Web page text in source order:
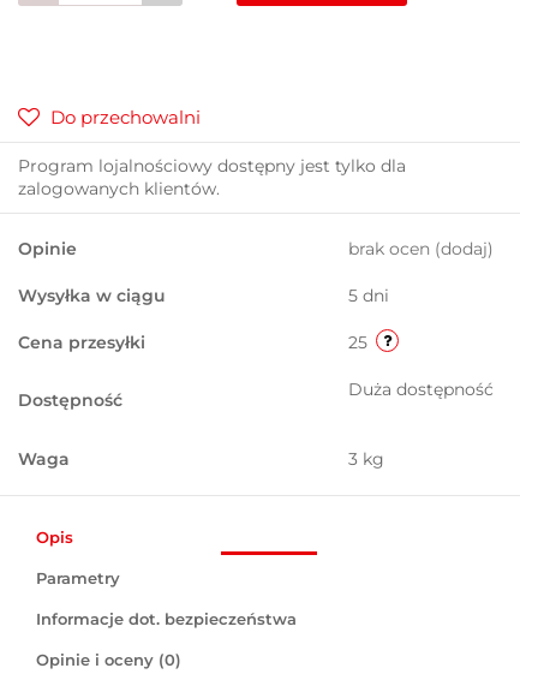
Do przechowalni
Program lojalnościowy dostępny jest tylko dla
zalogowanych klientów.
Opinie brak ocen (dodaj)
Wysyłka w ciągu 5 dni
Cena przesyłki 25
Dostępność Duża dostępność
Waga 3 kg
Opis
Parametry
Informacje dot. bezpieczeństwa
Opinie i oceny (0)